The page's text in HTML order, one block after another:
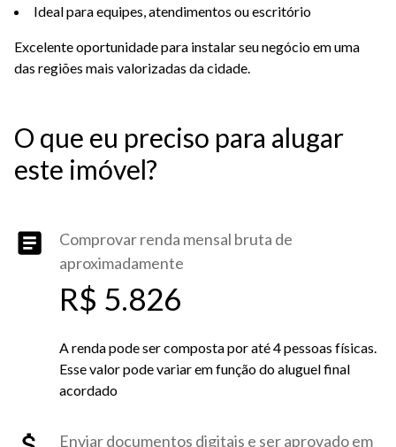
Ideal para equipes, atendimentos ou escritório
Excelente oportunidade para instalar seu negócio em uma
das regiões mais valorizadas da cidade.
O que eu preciso para alugar
este imóvel?
Comprovar renda mensal bruta de
aproximadamente
R$ 5.826
A renda pode ser composta por até 4 pessoas físicas.
Esse valor pode variar em função do aluguel final
acordado
Enviar documentos digitais e ser aprovado em